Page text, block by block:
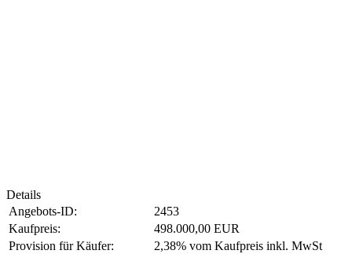
Details
Angebots-ID:
2453
Kaufpreis:
498.000,00 EUR
Provision für Käufer:
2,38% vom Kaufpreis inkl. MwSt